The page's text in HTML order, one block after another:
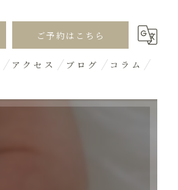
ご予約はこちら
アクセス ブログ コラム